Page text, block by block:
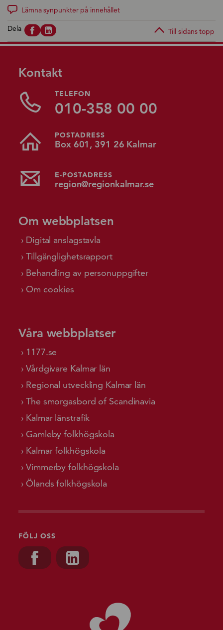
Lämna synpunkter på innehållet
Dela Till sidans topp
Kontakt
TELEFON
010-358 00 00
POSTADRESS
Box 601, 391 26 Kalmar
E-POSTADRESS
region@regionkalmar.se
Om webbplatsen
Digital anslagstavla
Tillgänglighetsrapport
Behandling av personuppgifter
Om cookies
Våra webbplatser
1177.se
Vårdgivare Kalmar län
Regional utveckling Kalmar län
The smorgasbord of Scandinavia
Kalmar länstrafik
Gamleby folkhögskola
Kalmar folkhögskola
Vimmerby folkhögskola
Ölands folkhögskola
FÖLJ OSS
Besök oss på, Facebook
Besök oss på, Linkedin